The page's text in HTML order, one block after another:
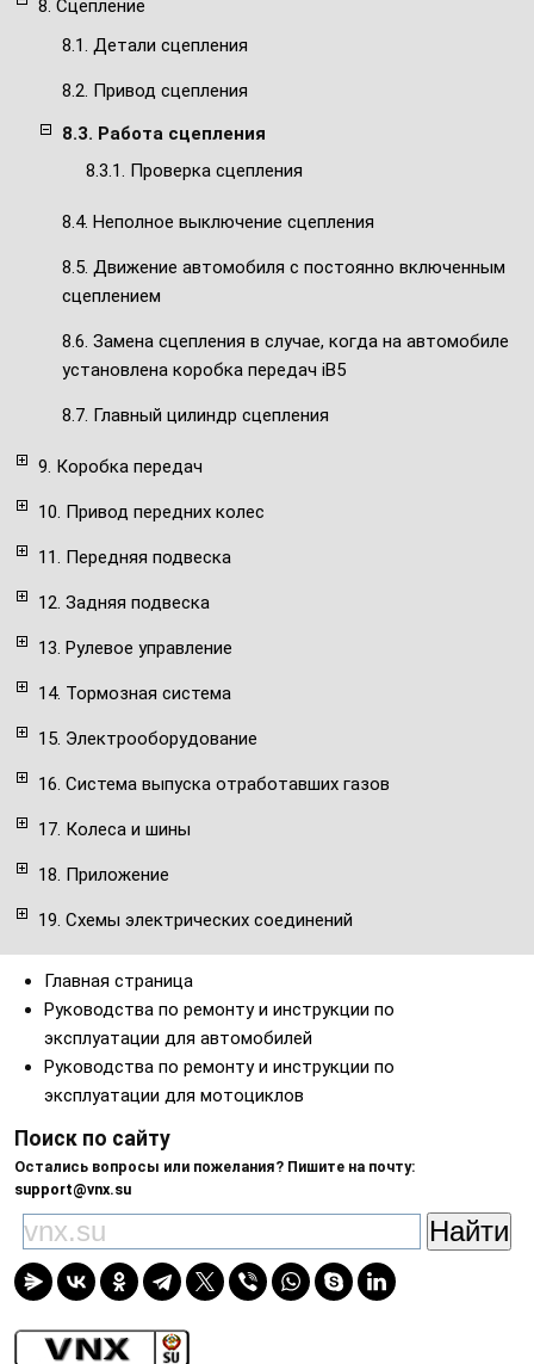
8. Сцепление
8.1. Детали сцепления
8.2. Привод сцепления
8.3. Работа сцепления
8.3.1. Проверка сцепления
8.4. Неполное выключение сцепления
8.5. Движение автомобиля с постоянно включенным
сцеплением
8.6. Замена сцепления в случае, когда на автомобиле
установлена коробка передач iB5
8.7. Главный цилиндр сцепления
9. Коробка передач
10. Привод передних колес
11. Передняя подвеска
12. Задняя подвеска
13. Рулевое управление
14. Тормозная система
15. Электрооборудование
16. Система выпуска отработавших газов
17. Колеса и шины
18. Приложение
19. Схемы электрических соединений
Главная страница
Руководства по ремонту и инструкции по
эксплуатации для автомобилей
Руководства по ремонту и инструкции по
эксплуатации для мотоциклов
Поиск по сайту
Остались вопросы или пожелания? Пишите на почту:
support@vnx.su